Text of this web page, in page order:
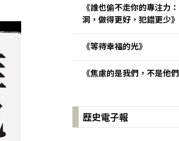
《誰也偷不走你的專注力
洞，做得更好，犯錯更少》
《等待幸福的光》
《焦慮的是我們，不是他們
歷史電子報